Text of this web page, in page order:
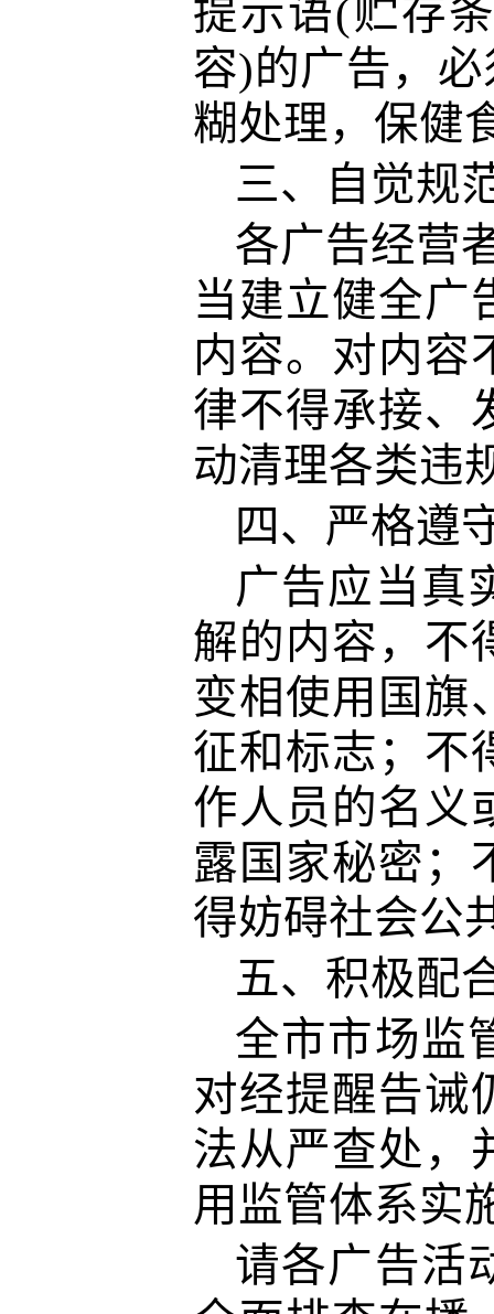
提示语(贮存
容)的广告，
糊处理， 保健
三、
自觉规
各广告经营
当建立健全广
内容。对内容
律不得承接、
动清理各类违
四、 严格遵
广告应当真
解的内容，不
变相使用国旗
征和标志；不
作人员的名义
露国家秘密；
得妨碍社会公
五、 积极配
全市市场监
对经提醒告诫
法从严查处，
用监管体系实
请各广告活